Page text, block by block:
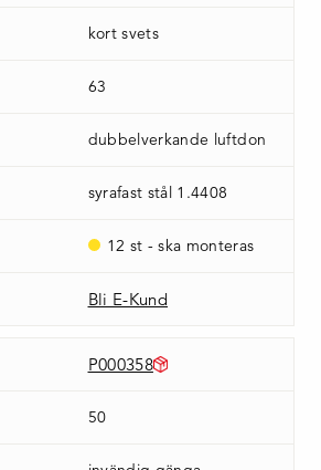
kort svets
63
dubbelverkande luftdon
syrafast stål 1.4408
12 st - ska monteras
Bli E-Kund
P000358
50